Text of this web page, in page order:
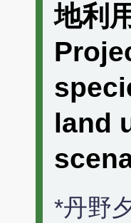
地利
land
*丹野